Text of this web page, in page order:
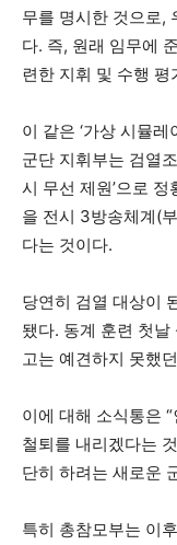
무를 명시한 것으로,
다. 즉, 원래 임무에
련한 지휘 및 수행
이 같은 ‘가상 시뮬
군단 지휘부는 검열
시 무선 제원’으로
을 전시 3방송체계(
다는 것이다.
당연히 검열 대상이
됐다. 동계 훈련 첫
고는 예견하지 못했
이에 대해 소식통은
철퇴를 내리겠다는
단히 하려는 새로운
특히 총참모부는 이